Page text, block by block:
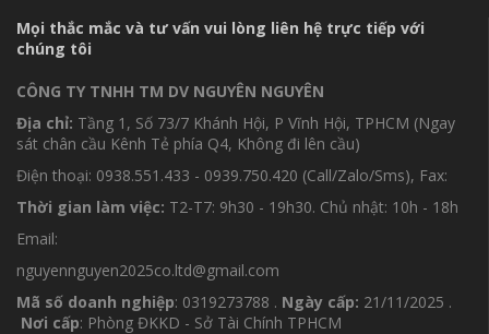
Mọi thắc mắc và tư vấn vui lòng liên hệ trực tiếp với
chúng tôi
CÔNG TY TNHH TM DV NGUYÊN NGUYÊN
Địa chỉ: Tầng 1, Số 73/7 Khánh Hội, P Vĩnh Hội, TPHCM (Ngay
sát chân cầu Kênh Tẻ phía Q4, Không đi lên cầu)
Điện thoại: 0938.551.433 - 0939.750.420 (Call/Zalo/Sms), Fax:
Thời gian làm việc: T2-T7: 9h30 - 19h30. Chủ nhật: 10h - 18h
Email:
nguyennguyen2025co.ltd@gmail.com
Mã số doanh nghiệp: 0319273788 . Ngày cấp: 21/11/2025 .
Nơi cấp: Phòng ĐKKD - Sở Tài Chính TPHCM